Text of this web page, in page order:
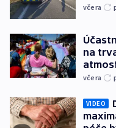
včera
na
včera
VIDEO